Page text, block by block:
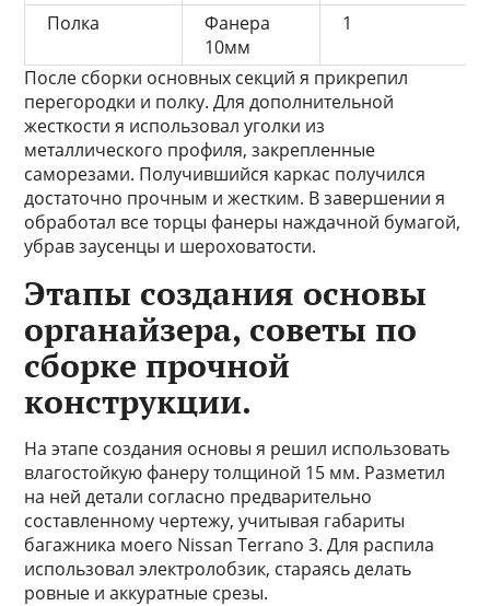
Полка
Фанера
10мм
1
После сборки основных секций я прикрепил
перегородки и полку. Для дополнительной
жесткости я использовал уголки из
металлического профиля, закрепленные
саморезами. Получившийся каркас получился
достаточно прочным и жестким. В завершении я
обработал все торцы фанеры наждачной бумагой,
убрав заусенцы и шероховатости.
Этапы создания основы
органайзера, советы по
сборке прочной
конструкции.
На этапе создания основы я решил использовать
влагостойкую фанеру толщиной 15 мм. Разметил
на ней детали согласно предварительно
составленному чертежу, учитывая габариты
багажника моего Nissan Terrano 3. Для распила
использовал электролобзик, стараясь делать
ровные и аккуратные срезы.